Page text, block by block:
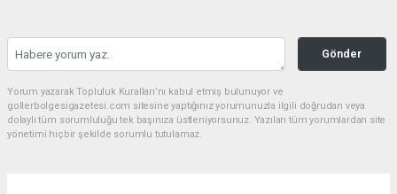
Gönder
Yorum yazarak Topluluk Kuralları’nı kabul etmiş bulunuyor ve
gollerbolgesigazetesi.com sitesine yaptığınız yorumunuzla ilgili doğrudan veya
dolaylı tüm sorumluluğu tek başınıza üstleniyorsunuz. Yazılan tüm yorumlardan site
yönetimi hiçbir şekilde sorumlu tutulamaz.